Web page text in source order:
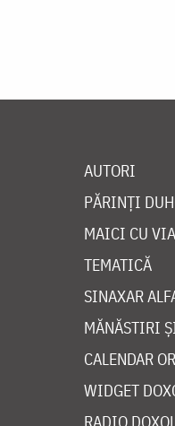
AUTORI
PĂRINȚI
MAICI CU
TEMATICĂ
SINAXAR
MĂNĂSTIRI
CALENDAR
WIDGET